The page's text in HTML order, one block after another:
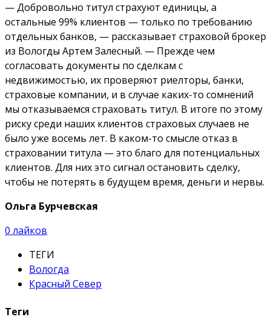
— Добровольно титул страхуют единицы, а
остальные 99% клиентов — только по требованию
отдельных банков, — рассказывает страховой брокер
из Вологды Артем Залесный. — Прежде чем
согласовать документы по сделкам с
недвижимостью, их проверяют риелторы, банки,
страховые компании, и в случае каких-то сомнений
мы отказываемся страховать титул. В итоге по этому
риску среди наших клиентов страховых случаев не
было уже восемь лет. В каком-то смысле отказ в
страховании титула — это благо для потенциальных
клиентов. Для них это сигнал остановить сделку,
чтобы не потерять в будущем время, деньги и нервы.
Ольга Бурчевская
0 лайков
ТЕГИ
Вологда
Красный Север
Теги